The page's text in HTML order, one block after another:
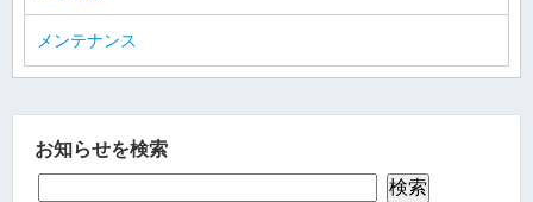
メンテナンス
お知らせを検索